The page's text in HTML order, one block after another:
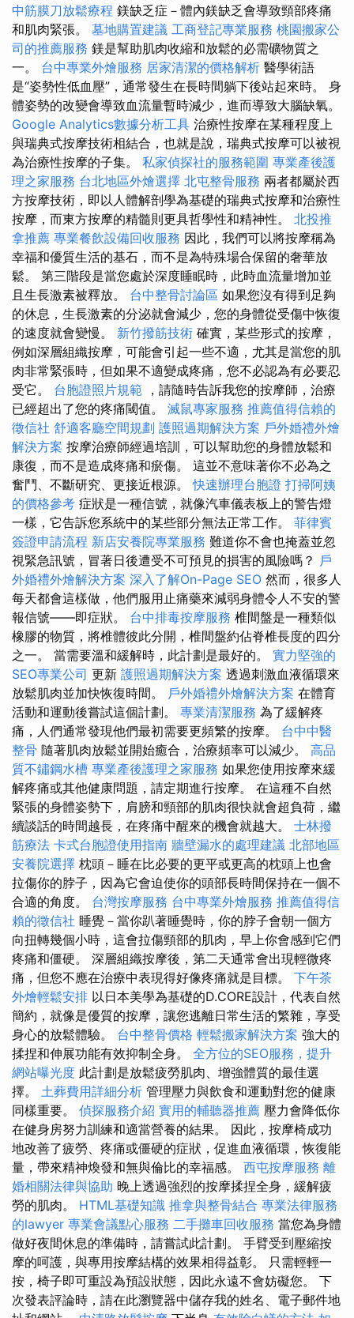
中筋膜刀放鬆療程 鎂缺乏症－體內鎂缺乏會導致頸部疼痛
和肌肉緊張。 墓地購置建議 工商登記專業服務 桃園搬家公
司的推薦服務 鎂是幫助肌肉收縮和放鬆的必需礦物質之
一。 台中專業外燴服務 居家清潔的價格解析 醫學術語
是“姿勢性低血壓”，通常發生在長時間躺下後站起來時。 身
體姿勢的改變會導致血流量暫時減少，進而導致大腦缺氧。
Google Analytics數據分析工具 治療性按摩在某種程度上
與瑞典式按摩技術相結合，也就是說，瑞典式按摩可以被視
為治療性按摩的子集。 私家偵探社的服務範圍 專業產後護
理之家服務 台北地區外燴選擇 北屯整骨服務 兩者都屬於西
方按摩技術，即以人體解剖學為基礎的瑞典式按摩和治療性
按摩，而東方按摩的精髓則更具哲學性和精神性。 北投推
拿推薦 專業餐飲設備回收服務 因此，我們可以將按摩稱為
幸福和優質生活的基石，而不是為特殊場合保留的奢華放
鬆。 第三階段是當您處於深度睡眠時，此時血流量增加並
且生長激素被釋放。 台中整骨討論區 如果您沒有得到足夠
的休息，生長激素的分泌就會減少，您的身體從受傷中恢復
的速度就會變慢。 新竹撥筋技術 確實，某些形式的按摩，
例如深層組織按摩，可能會引起一些不適，尤其是當您的肌
肉非常緊張時，但如果不適變成疼痛，您不必認為有必要忍
受它。 台胞證照片規範 ，請隨時告訴我您的按摩師，治療
已經超出了您的疼痛閾值。 滅鼠專家服務 推薦值得信賴的
徵信社 舒適客廳空間規劃 護照過期解決方案 戶外婚禮外燴
解決方案 按摩治療師經過培訓，可以幫助您的身體放鬆和
康復，而不是造成疼痛和瘀傷。 這並不意味著你不必為之
奮鬥、不斷研究、更接近根源。快速辦理台胞證 打掃阿姨
的價格參考 症狀是一種信號，就像汽車儀表板上的警告燈
一樣，它告訴您系統中的某些部分無法正常工作。 菲律賓
簽證申請流程 新店安養院專業服務 難道你不會也掩蓋並忽
視緊急訊號，冒著日後遭受不可預見的損害的風險嗎？ 戶
外婚禮外燴解決方案 深入了解On-Page SEO 然而，很多人
每天都會這樣做，他們服用止痛藥來減弱身體令人不安的警
報信號——即症狀。 台中排毒按摩服務 椎間盤是一種類似
橡膠的物質，將椎體彼此分開，椎間盤約佔脊椎長度的四分
之一。 當需要溫和緩解時，此計劃是最好的。 實力堅強的
SEO專業公司 更新 護照過期解決方案 透過刺激血液循環來
放鬆肌肉並加快恢復時間。 戶外婚禮外燴解決方案 在體育
活動和運動後嘗試這個計劃。 專業清潔服務 為了緩解疼
痛，人們通常發現他們最初需要更頻繁的按摩。 台中中醫
整骨 隨著肌肉放鬆並開始癒合，治療頻率可以減少。 高品
質不鏽鋼水槽 專業產後護理之家服務 如果您使用按摩來緩
解疼痛或其他健康問題，請定期進行按摩。 在這種不自然
緊張的身體姿勢下，肩膀和頸部的肌肉很快就會超負荷，繼
續談話的時間越長，在疼痛中醒來的機會就越大。 士林撥
筋療法 卡式台胞證使用指南 牆壁漏水的處理建議 北部地區
安養院選擇 枕頭－睡在比必要的更平或更高的枕頭上也會
拉傷你的脖子，因為它會迫使你的頭部長時間保持在一個不
合適的角度。 台灣按摩服務 台中專業外燴服務 推薦值得信
賴的徵信社 睡覺－當你趴著睡覺時，你的脖子會朝一個方
向扭轉幾個小時，這會拉傷頸部的肌肉，早上你會感到它們
疼痛和僵硬。 深層組織按摩後，第二天通常會出現輕微疼
痛，但您不應在治療中表現得好像疼痛就是目標。 下午茶
外燴輕鬆安排 以日本美學為基礎的D.CORE設計，代表自然
簡約，就像是優質的按摩，讓您逃離日常生活的繁雜，享受
身心的放鬆體驗。 台中整骨價格 輕鬆搬家解決方案 強大的
揉捏和伸展功能有效抑制全身。 全方位的SEO服務，提升
網站曝光度 此計劃是放鬆疲勞肌肉、增強體質的最佳選
擇。 土葬費用詳細分析 管理壓力與飲食和運動對您的健康
同樣重要。 偵探服務介紹 實用的輔聽器推薦 壓力會降低你
在健身房努力訓練和適當營養的結果。 因此，按摩椅成功
地改善了疲勞、疼痛或僵硬的症狀，促進血液循環，恢復能
量，帶來精神煥發和無與倫比的幸福感。 西屯按摩服務 離
婚相關法律與協助 晚上透過強烈的按摩揉捏全身，緩解疲
勞的肌肉。 HTML基礎知識 推拿與整骨結合 專業法律服務
的lawyer 專業會議點心服務 二手攤車回收服務 當您為身體
做好夜間休息的準備時，請嘗試此計劃。 手臂受到壓縮按
摩的呵護，與專用按摩結構的效果相得益彰。 只需輕輕一
按，椅子即可重設為預設狀態，因此永遠不會妨礙您。 下
次發表評論時，請在此瀏覽器中儲存我的姓名、電子郵件地